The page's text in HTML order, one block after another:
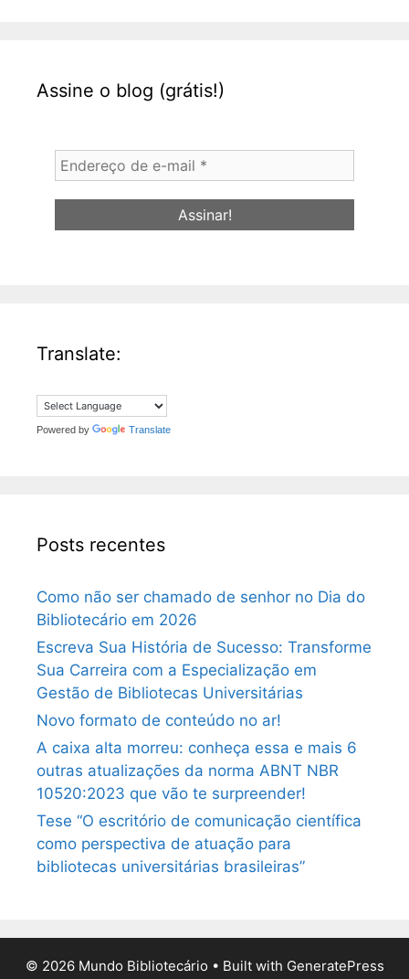
Assine o blog (grátis!)
Endereço
de
e-
Translate:
Powered by Translate
Posts recentes
Como não ser chamado de senhor no Dia do
Bibliotecário em 2026
Escreva Sua História de Sucesso: Transforme
Sua Carreira com a Especialização em
Gestão de Bibliotecas Universitárias
Novo formato de conteúdo no ar!
A caixa alta morreu: conheça essa e mais 6
outras atualizações da norma ABNT NBR
10520:2023 que vão te surpreender!
Tese “O escritório de comunicação científica
como perspectiva de atuação para
bibliotecas universitárias brasileiras”
© 2026 Mundo Bibliotecário • Built with GeneratePress